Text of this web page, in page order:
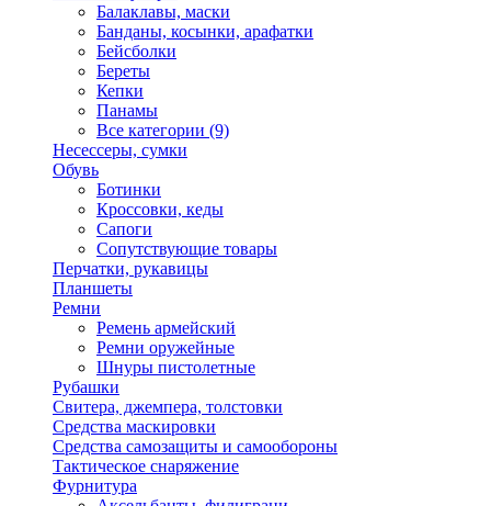
Балаклавы, маски
Банданы, косынки, арафатки
Бейсболки
Береты
Кепки
Панамы
Все категории (9)
Несессеры, сумки
Обувь
Ботинки
Кроссовки, кеды
Сапоги
Сопутствующие товары
Перчатки, рукавицы
Планшеты
Ремни
Ремень армейский
Ремни оружейные
Шнуры пистолетные
Рубашки
Свитера, джемпера, толстовки
Средства маскировки
Средства самозащиты и самообороны
Тактическое снаряжение
Фурнитура